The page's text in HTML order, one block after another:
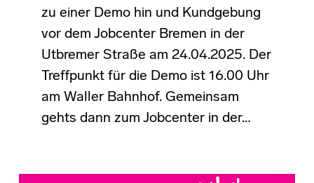
zu einer Demo hin und Kundgebung
vor dem Jobcenter Bremen in der
Utbremer Straße am 24.04.2025. Der
Treffpunkt für die Demo ist 16.00 Uhr
am Waller Bahnhof. Gemeinsam
gehts dann zum Jobcenter in der…